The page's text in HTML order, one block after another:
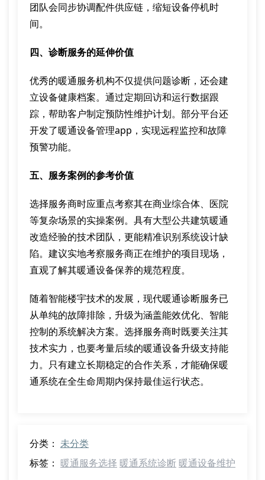
团队会同步协调配件供应链，缩短设备停机时
间。
四、诊断服务的延伸价值
优秀的暖通服务机构不仅提供问题诊断，还会建
立设备健康档案。通过定期回访和运行数据跟
踪，帮助客户制定预防性维护计划。部分平台还
开发了暖通设备管理app，实现远程监控和故障
预警功能。
五、服务案例的参考价值
选择服务商时应重点考察其在商业综合体、医院
等复杂场景的实操案例。具有大型公共建筑暖通
改造经验的技术团队，更能精准识别系统设计缺
陷。建议实地考察服务商正在维护的项目现场，
直观了解其暖通设备保养的规范程度。
随着智能楼宇技术的发展，现代暖通诊断服务已
从单纯的故障排除，升级为涵盖能效优化、智能
控制的系统解决方案。选择服务商时既要关注其
技术实力，也要考量后续的暖通设备升级支持能
力。只有建立长期稳定的合作关系，才能确保暖
通系统在全生命周期内保持最佳运行状态。
分类： 未分类
标签： 暖通服务选择 暖通系统诊断 暖通设备维护